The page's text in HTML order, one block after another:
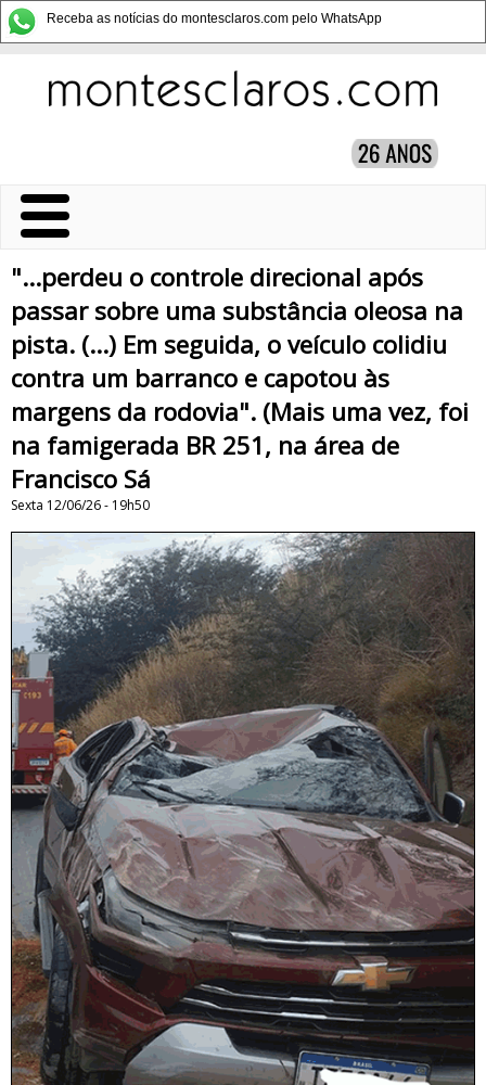
Receba as notícias do montesclaros.com pelo WhatsApp
"...perdeu o controle direcional após
passar sobre uma substância oleosa na
pista. (...) Em seguida, o veículo colidiu
contra um barranco e capotou às
margens da rodovia". (Mais uma vez, foi
na famigerada BR 251, na área de
Francisco Sá
Sexta 12/06/26 - 19h50